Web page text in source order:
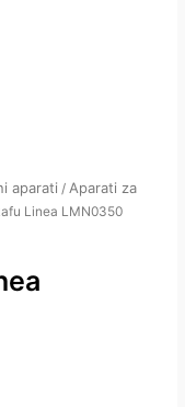
aparati /Aparati za
Linea LMN0350